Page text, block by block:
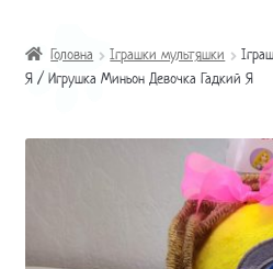
Магазин
Головна Іграшки мультяшки
Я / Игрушка Миньон Девочка Гадкий Я